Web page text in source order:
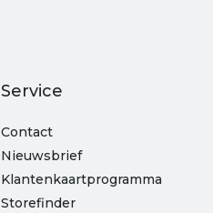
Service
Contact
Nieuwsbrief
Klantenkaartprogramma
Storefinder